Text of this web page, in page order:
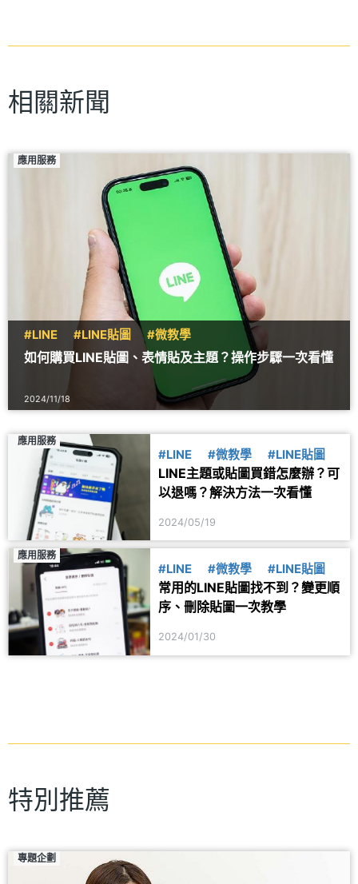
相關新聞
應用服務
#LINE #LINE貼圖 #微教學
如何購買LINE貼圖、表情貼及主題？操作步驟一次看懂
2024/11/18
應用服務
#LINE #微教學 #LINE貼圖
LINE主題或貼圖買錯怎麼辦？可
以退嗎？解決方法一次看懂
2024/05/19
應用服務
#LINE #微教學 #LINE貼圖
常用的LINE貼圖找不到？變更順
序、刪除貼圖一次教學
2024/01/30
特別推薦
專題企劃